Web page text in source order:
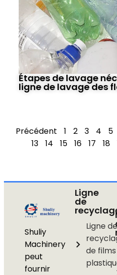
Étapes de lavage
ligne de lavage des
Précédent 1 2 3 4 5
13
14 15 16 17 18
Shuliy
Machinery
peut
fournir
Ligne
de
Ligne de
de films